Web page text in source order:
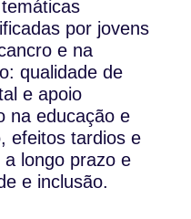
por jovens
e na
qualidade de
e apoio
na educação e
efeitos tardios e
longo prazo e
e inclusão.